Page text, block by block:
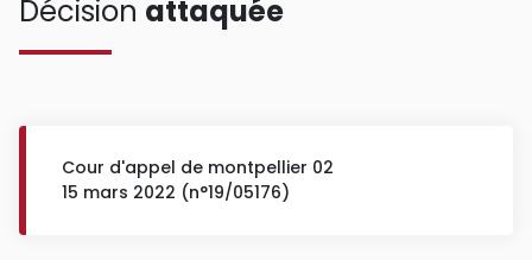
Décision attaquée
Cour d'appel de montpellier 02
15 mars 2022 (n°19/05176)